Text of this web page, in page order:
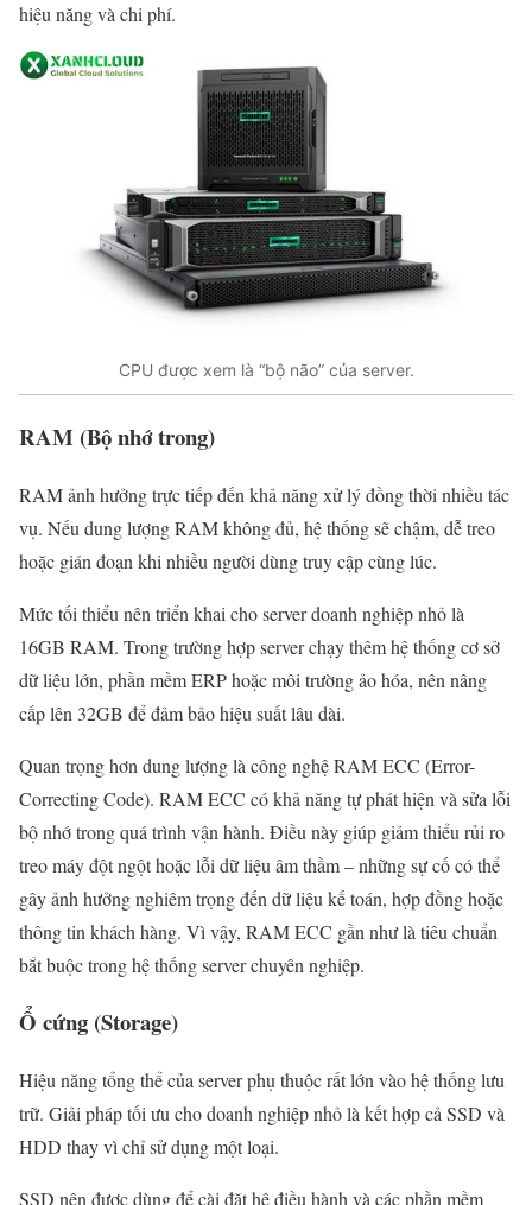
hiệu năng và chi phí.
CPU được xem là “bộ não” của server.
RAM (Bộ nhớ trong)
RAM ảnh hưởng trực tiếp đến khả năng xử lý đồng thời nhiều tác
vụ. Nếu dung lượng RAM không đủ, hệ thống sẽ chậm, dễ treo
hoặc gián đoạn khi nhiều người dùng truy cập cùng lúc.
Mức tối thiểu nên triển khai cho server doanh nghiệp nhỏ là
16GB RAM. Trong trường hợp server chạy thêm hệ thống cơ sở
dữ liệu lớn, phần mềm ERP hoặc môi trường ảo hóa, nên nâng
cấp lên 32GB để đảm bảo hiệu suất lâu dài.
Quan trọng hơn dung lượng là công nghệ RAM ECC (Error-
Correcting Code). RAM ECC có khả năng tự phát hiện và sửa lỗi
bộ nhớ trong quá trình vận hành. Điều này giúp giảm thiểu rủi ro
treo máy đột ngột hoặc lỗi dữ liệu âm thầm – những sự cố có thể
gây ảnh hưởng nghiêm trọng đến dữ liệu kế toán, hợp đồng hoặc
thông tin khách hàng. Vì vậy, RAM ECC gần như là tiêu chuẩn
bắt buộc trong hệ thống server chuyên nghiệp.
Ổ cứng (Storage)
Hiệu năng tổng thể của server phụ thuộc rất lớn vào hệ thống lưu
trữ. Giải pháp tối ưu cho doanh nghiệp nhỏ là kết hợp cả SSD và
HDD thay vì chỉ sử dụng một loại.
SSD nên được dùng để cài đặt hệ điều hành và các phần mềm